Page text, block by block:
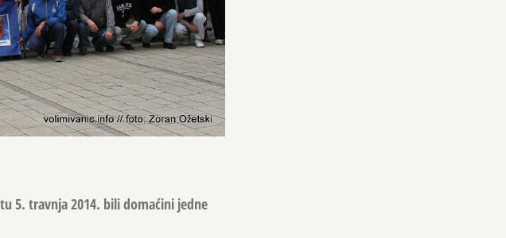
5. travnja 2014. bili domaćini jedne